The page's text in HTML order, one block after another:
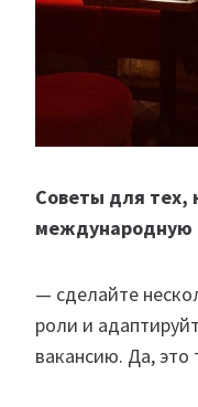
Советы для тех,
международную
— сделайте
роли и
вакансию. Да, это